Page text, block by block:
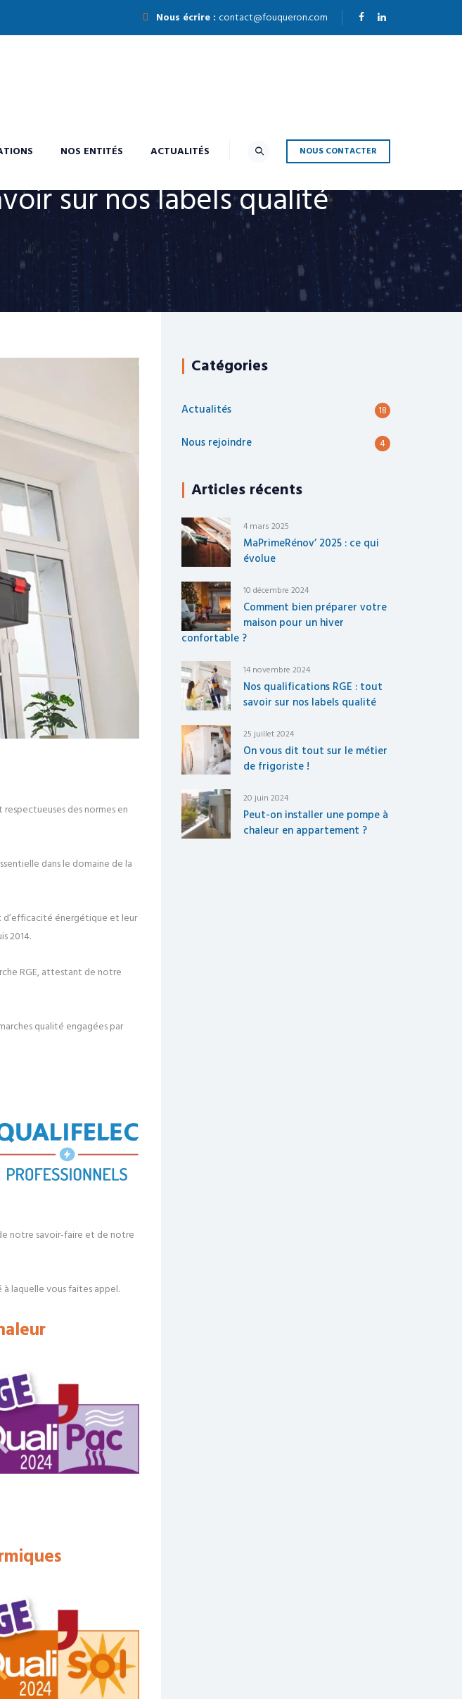
Nous écrire : contact@fouqueron.com
NOUS CONTACTER
NOS ENTITÉS ACTUALITÉS
sur nos labels qualité
des normes en
dans le domaine de la
d’efficacité énergétique et leur
2014.
RGE, attestant de notre
qualité engagées par
notre savoir-faire et de notre
laquelle vous faites appel.
Catégories
Actualités 18
Nous rejoindre 4
Articles récents
4 mars 2025
MaPrimeRénov’ 2025 : ce qui
évolue
10 décembre 2024
Comment bien préparer votre
maison pour un hiver
confortable ?
14 novembre 2024
Nos qualifications RGE : tout
savoir sur nos labels qualité
25 juillet 2024
On vous dit tout sur le métier
de frigoriste !
20 juin 2024
Peut-on installer une pompe à
chaleur en appartement ?